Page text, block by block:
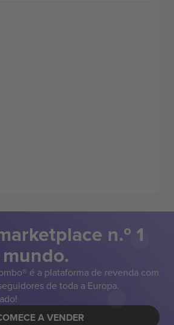
n.º 1
é a plataforma de revenda com
de toda a Europa.
A VENDER